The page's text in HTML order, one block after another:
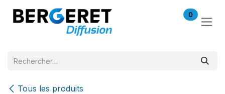
Se rendre au contenu
0
Tous les produits